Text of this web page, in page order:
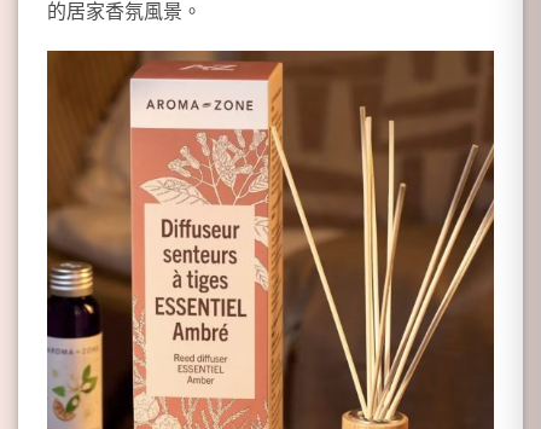
的居家香氛風景。